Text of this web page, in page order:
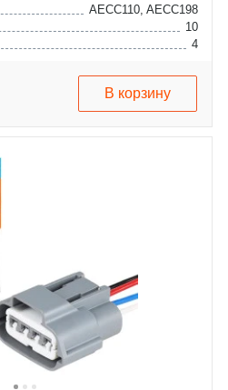
AECC110, AECC198
10
4
В корзину